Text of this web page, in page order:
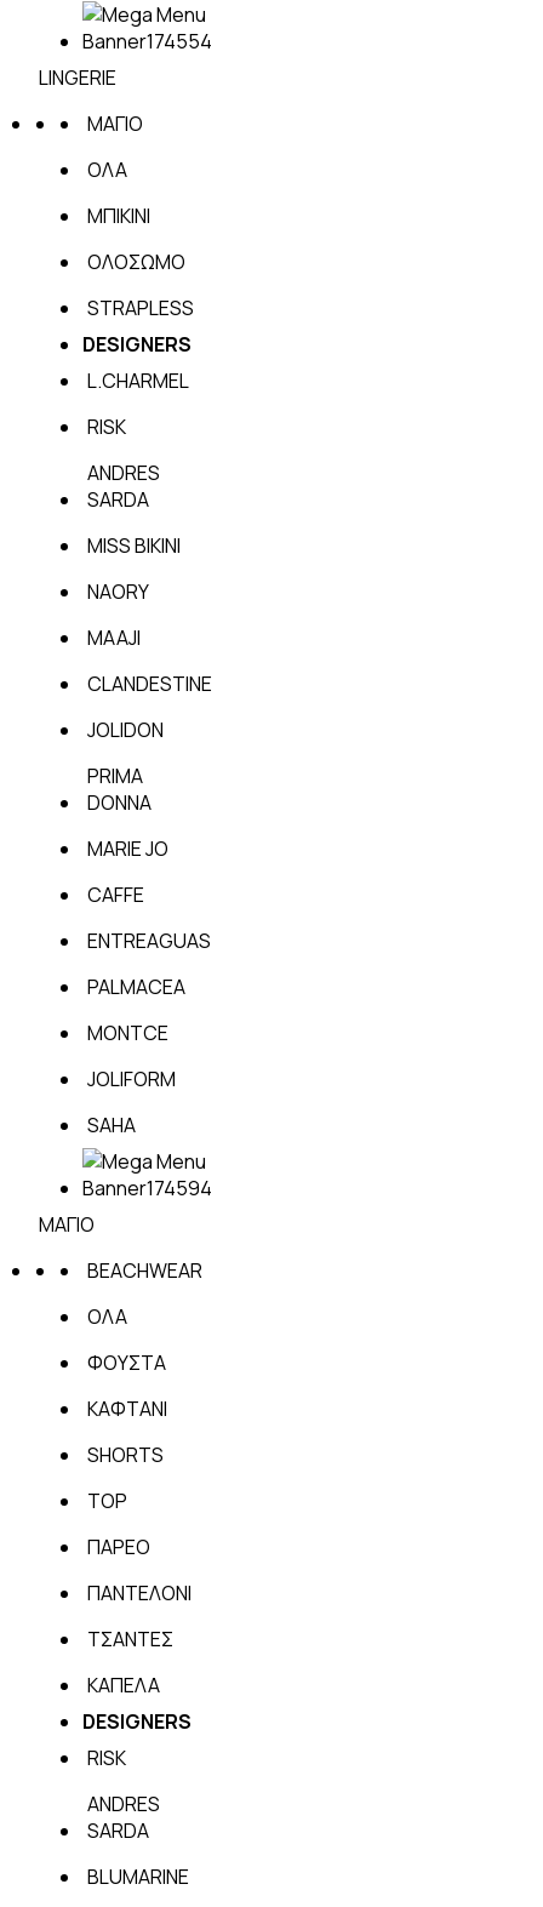
LINGERIE
ΜΑΓΙΟ
ΟΛΑ
ΜΠΙΚΙΝΙ
ΟΛΟΣΩΜΟ
STRAPLESS
DESIGNERS
L.CHARMEL
RISK
ANDRES
SARDA
MISS BIKINI
NAORY
MAAJI
CLANDESTINE
JOLIDON
PRIMA
DONNA
MARIE JO
CAFFE
ENTREAGUAS
PALMACEA
MONTCE
JOLIFORM
SAHA
ΜΑΓΙΟ
BEACHWEAR
ΟΛΑ
ΦΟΥΣΤΑ
ΚΑΦΤΑΝΙ
SHORTS
TOP
ΠΑΡΕΟ
ΠΑΝΤΕΛΟΝΙ
ΤΣΑΝΤΕΣ
ΚΑΠΕΛΑ
DESIGNERS
RISK
ANDRES
SARDA
BLUMARINE